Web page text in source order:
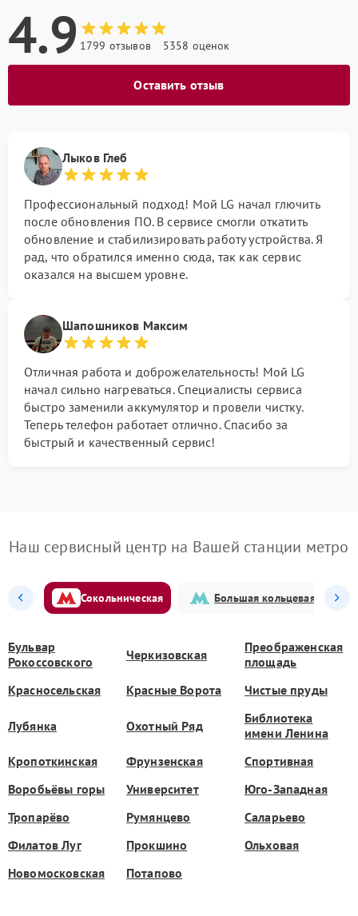
4.9 1799 отзывов 5358 оценок
Оставить отзыв
Лыков Глеб
Профессиональный подход! Мой LG начал глючить
после обновления ПО. В сервисе смогли откатить
обновление и стабилизировать работу устройства. Я
рад, что обратился именно сюда, так как сервис
оказался на высшем уровне.
Шапошников Максим
Отличная работа и доброжелательность! Мой LG
начал сильно нагреваться. Специалисты сервиса
быстро заменили аккумулятор и провели чистку.
Теперь телефон работает отлично. Спасибо за
быстрый и качественный сервис!
Наш сервисный центр на Вашей станции метро
Сокольническая Большая кольцевая
Бульвар
Рокоссовского
Черкизовская
Преображенская
площадь
Красносельская
Красные Ворота Чистые пруды
Лубянка Охотный Ряд
Библиотека
имени Ленина
Кропоткинская
Фрунзенская
Спортивная
Воробьёвы горы
Университет
Юго-Западная
Тропарёво
Румянцево
Саларьево
Филатов Луг
Прокшино
Ольховая
Новомосковская
Потапово